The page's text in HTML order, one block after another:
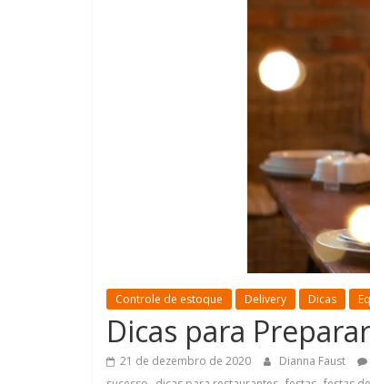
Controle de estoque Delivery Dicas
Dicas para
21 de dezembro de 2020 Dianna Faust